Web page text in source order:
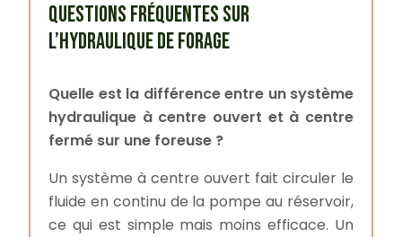
QUESTIONS FRÉQUENTES SUR
L’HYDRAULIQUE DE FORAGE
Quelle est la différence entre un système
hydraulique à centre ouvert et à centre
fermé sur une foreuse ?
Un système à centre ouvert fait circuler le
fluide en continu de la pompe au réservoir,
ce qui est simple mais moins efficace. Un